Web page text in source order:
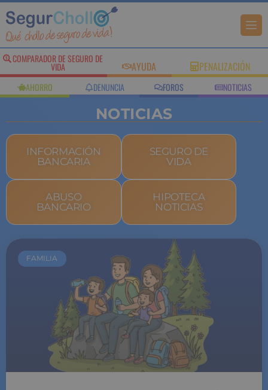
COMPARADOR DE SEGURO DE
VIDA AYUDA PENALIZACIÓN
AHORRO DENUNCIA FOROS NOTICIAS
NOTICIAS
INFORMACIÓN
BANCARIA
SEGURO DE
VIDA
ABUSO
BANCARIO
HIPOTECA
NOTICIAS
FAMILIA